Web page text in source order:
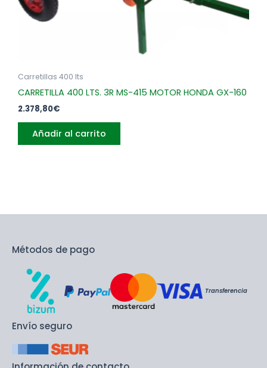
Carretillas 400 lts
CARRETILLA 400 LTS. 3R MS-415 MOTOR HONDA GX-160
2.378,80€
Añadir al carrito
Métodos de pago
Transferencia
Envío seguro